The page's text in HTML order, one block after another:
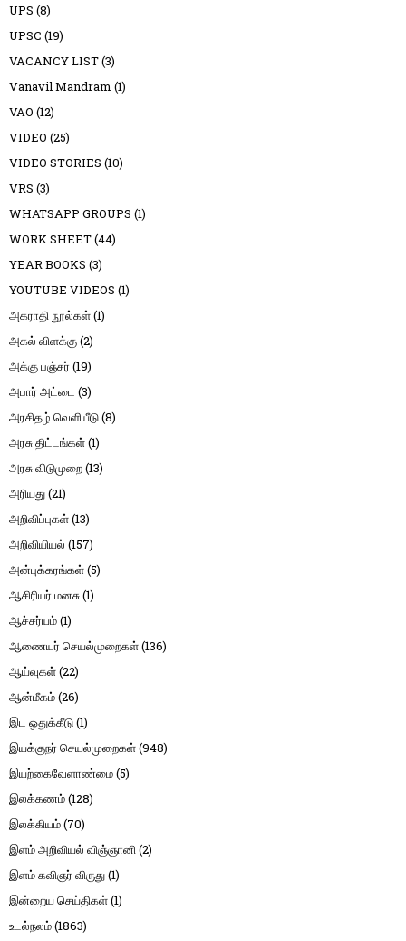
UPS (8)
UPSC (19)
VACANCY LIST(3)
Vanavil Mandram (1)
VAO (12)
VIDEO (25)
VIDEO STORIES (10)
VRS (3)
WHATSAPP GROUPS (1)
WORK SHEET(44)
YEAR BOOKS (3)
YOUTUBE VIDEOS (1)
அகராதி நூல்கள்(1)
அகல் விளக்கு(2)
அக்கு பஞ்சர் (19)
அபார் அட்டை (3)
அரசிதழ் வெளியீடு(8)
அரசு திட்டங்கள்(1)
அரசு விடுமுறை(13)
அரியது(21)
அறிவிப்புகள்(13)
அறிவியியல் (157)
அன்புக்கரங்கள்(5)
ஆசிரியர் மனசு(1)
ஆச்சர்யம்(1)
ஆணையர் செயல்முறைகள்(136)
ஆய்வுகள்(22)
ஆன்மீகம்(26)
இட ஒதுக்கீடு(1)
இயக்குநர் செயல்முறைகள்(948)
இயற்கைவேளாண்மை(5)
இலக்கணம்(128)
இலக்கியம்(70)
இளம் அறிவியல் விஞ்ஞானி(2)
இளம் கவிஞர் விருது(1)
இன்றைய செய்திகள்(1)
உடல்நலம்(1863)